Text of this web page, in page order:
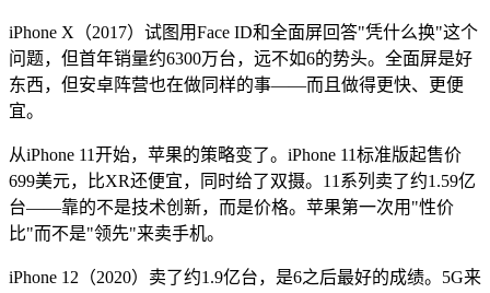
iPhone X（2017）试图用Face ID和全面屏回答"凭什么换"这个
问题，但首年销量约6300万台，远不如6的势头。全面屏是好
东西，但安卓阵营也在做同样的事——而且做得更快、更便
宜。
从iPhone 11开始，苹果的策略变了。iPhone 11标准版起售价
699美元，比XR还便宜，同时给了双摄。11系列卖了约1.59亿
台——靠的不是技术创新，而是价格。苹果第一次用"性价
比"而不是"领先"来卖手机。
iPhone 12（2020）卖了约1.9亿台，是6之后最好的成绩。5G来